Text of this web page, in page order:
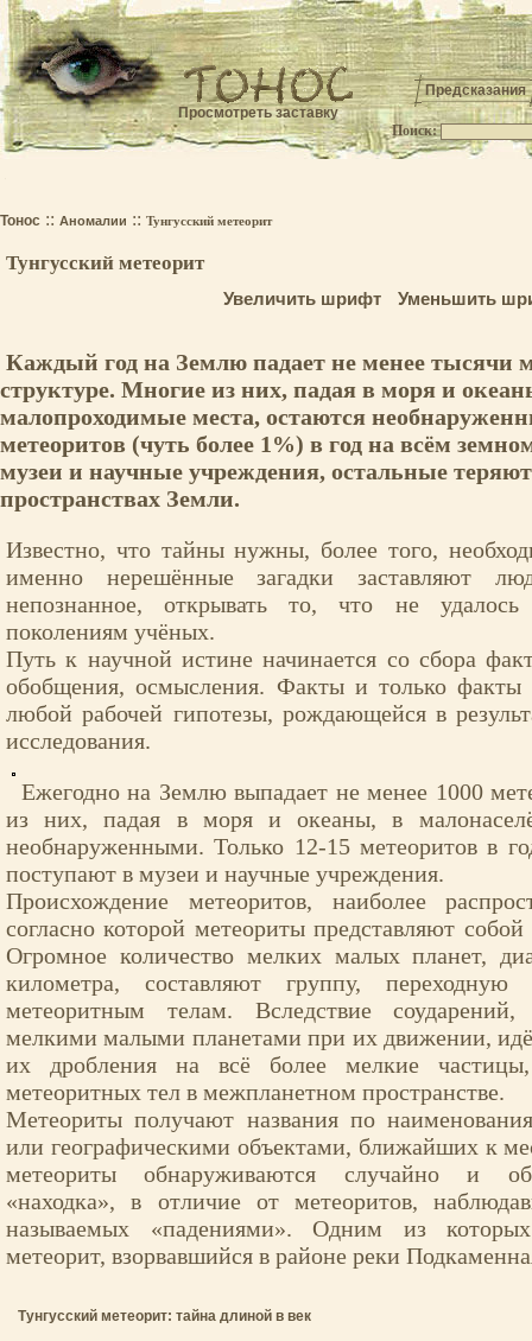
Предсказания
Поиск:
Тонос :: Аномалии :: Тунгусский метеорит
Тунгусский метеорит
Увеличить шрифт Уменьшить
Каждый год на Землю падает не менее тысячи
структуре. Многие из них, падая в моря и
малопроходимые места, остаются
метеоритов (чуть более 1%) в год на всём
музеи и научные учреждения, остальные
пространствах Земли.
Известно, что тайны нужны, более того,
именно нерешённые загадки заставляют
непознанное, открывать то, что не
поколениям учёных.
Путь к научной истине начинается со сбора
обобщения, осмысления. Факты и только факты
любой рабочей гипотезы, рождающейся в
исследования.
Ежегодно на Землю выпадает не менее 1000
из них, падая в моря и океаны, в
необнаруженными. Только 12-15 метеоритов в
поступают в музеи и научные учреждения.
Происхождение метеоритов, наиболее
согласно которой метеориты представляют
Огромное количество мелких малых планет,
километра, составляют группу,
метеоритным телам. Вследствие
мелкими малыми планетами при их движении,
их дробления на всё более мелкие
метеоритных тел в межпланетном пространстве.
Метеориты получают названия по
или географическими объектами, ближайших к
метеориты обнаруживаются случайно и
«находка», в отличие от метеоритов,
называемых «падениями». Одним из которых
метеорит, взорвавшийся в районе реки
Тунгусский метеорит: тайна длиной в век
Просмотреть заставку